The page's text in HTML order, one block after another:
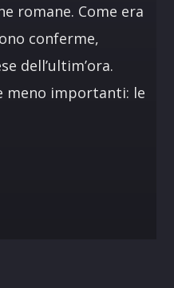
romane. Come era
conferme,
dell’ultim’ora.
meno importanti: le